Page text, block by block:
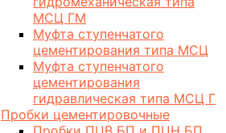
МСЦ ГМ
Муфта ступенчатого
цементирования типа МСЦ
Муфта ступенчатого
цементирования
гидравлическая типа МСЦ Г
Пробки цементировочные